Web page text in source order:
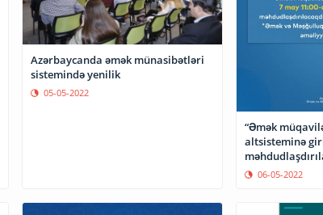
Azərbaycanda əmək münasibətləri
sistemində yenilik
05-05-2022
“Əmək
altsisteminə
06-05-2022